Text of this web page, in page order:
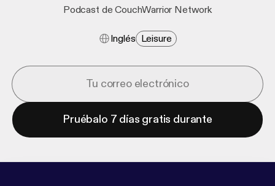
Podcast de CouchWarrior Network
Inglés Leisure
Pruébalo 7 días gratis durante